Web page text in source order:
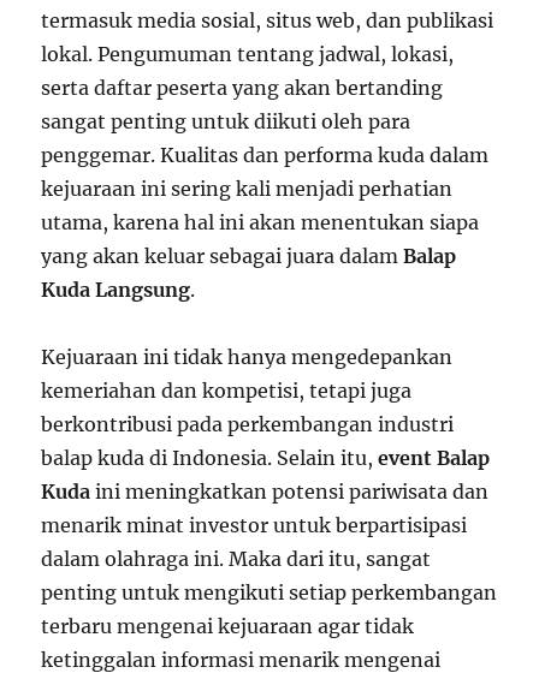
termasuk media sosial, situs web, dan publikasi
lokal. Pengumuman tentang jadwal, lokasi,
serta daftar peserta yang akan bertanding
sangat penting untuk diikuti oleh para
penggemar. Kualitas dan performa kuda dalam
kejuaraan ini sering kali menjadi perhatian
utama, karena hal ini akan menentukan siapa
yang akan keluar sebagai juara dalamBalap
Kuda Langsung.
Kejuaraan ini tidak hanya mengedepankan
kemeriahan dan kompetisi, tetapi juga
berkontribusi pada perkembangan industri
balap kuda di Indonesia. Selain itu,event Balap
Kuda ini meningkatkan potensi pariwisata dan
menarik minat investor untuk berpartisipasi
dalam olahraga ini. Maka dari itu, sangat
penting untuk mengikuti setiap perkembangan
terbaru mengenai kejuaraan agar tidak
ketinggalan informasi menarik mengenai